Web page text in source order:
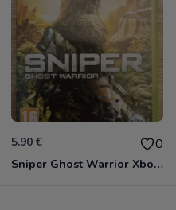
5.90 € 0
Sniper Ghost Warrior Xbox 360